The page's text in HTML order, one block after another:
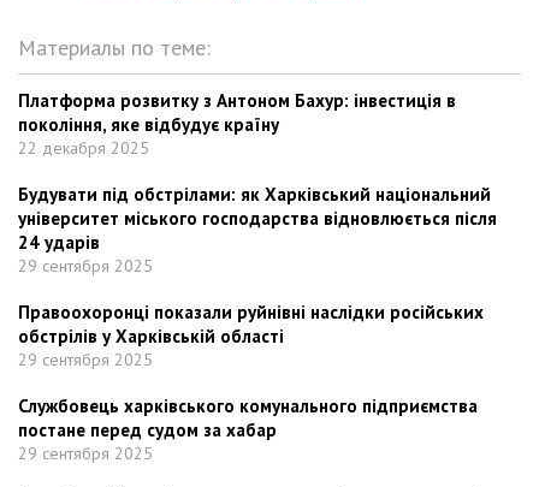
Материалы по теме:
Платформа розвитку з Антоном Бахур: інвестиція в
покоління, яке відбудує країну
22 декабря 2025
Будувати під обстрілами: як Харківський національний
університет міського господарства відновлюється після
24 ударів
29 сентября 2025
Правоохоронці показали руйнівні наслідки російських
обстрілів у Харківській області
29 сентября 2025
Службовець харківського комунального підприємства
постане перед судом за хабар
29 сентября 2025